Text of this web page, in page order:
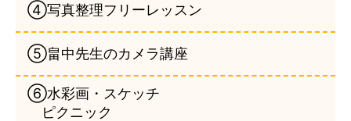
④写真整理フリーレッスン
⑤畠中先生のカメラ講座
⑥水彩画・スケッチ
ピクニック